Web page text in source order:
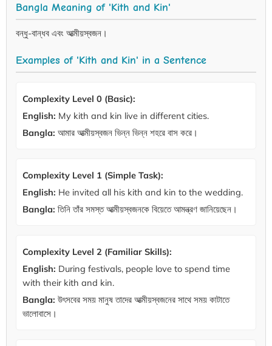
Bangla Meaning of 'Kith and Kin'
বন্ধু-বান্ধব এবং আত্মীয়স্বজন।
Examples of 'Kith and Kin' in a Sentence
Complexity Level 0 (Basic):
English: My kith and kin live in different cities.
Bangla: আমার আত্মীয়স্বজন ভিন্ন ভিন্ন শহরে বাস করে।
Complexity Level 1 (Simple Task):
English: He invited all his kith and kin to the wedding.
Bangla: তিনি তাঁর সমস্ত আত্মীয়স্বজনকে বিয়েতে আমন্ত্রণ জানিয়েছেন।
Complexity Level 2 (Familiar Skills):
English: During festivals, people love to spend time
with their kith and kin.
Bangla: উৎসবের সময় মানুষ তাদের আত্মীয়স্বজনের সাথে সময় কাটাতে
ভালোবাসে।